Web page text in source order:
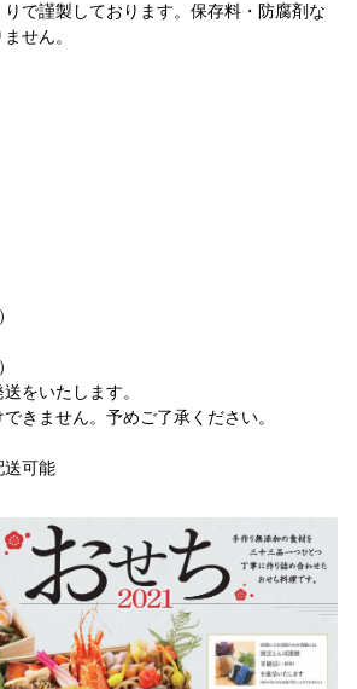
で謹製しております。保存料・防腐剤な
せん。
をいたします。
きません。予めご了承ください。
送可能